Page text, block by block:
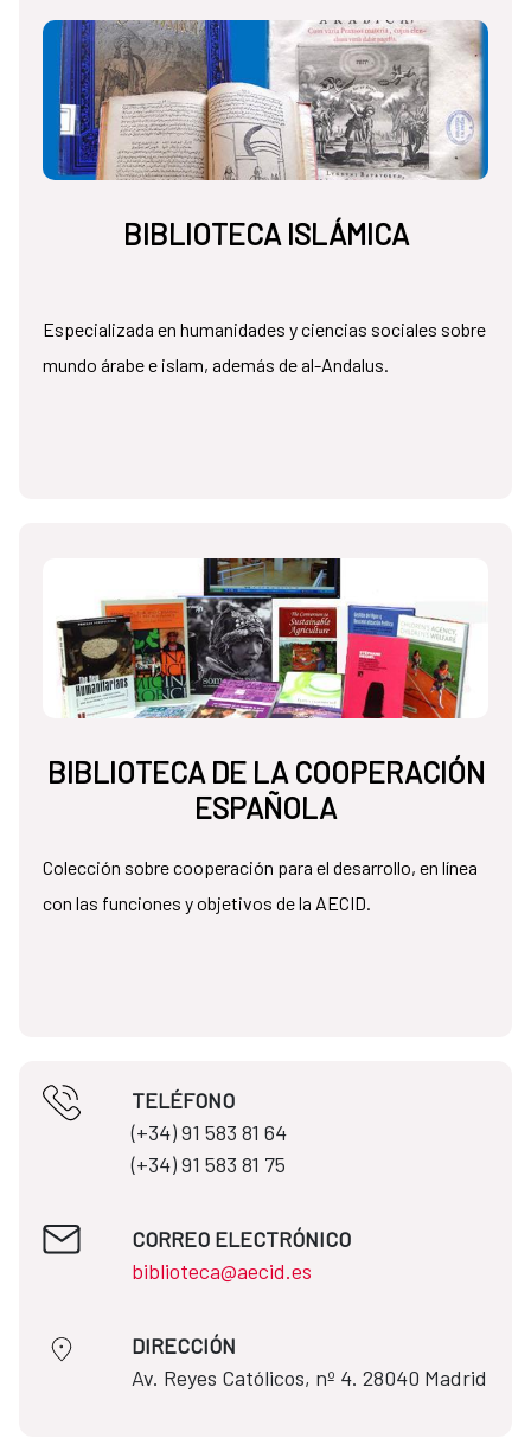
BIBLIOTECA ISLÁMICA
Especializada en humanidades y ciencias sociales sobre
mundo árabe e islam, además de al-Andalus.
BIBLIOTECA DE LA COOPERACIÓN
ESPAÑOLA
Colección sobre cooperación para el desarrollo, en línea
con las funciones y objetivos de la AECID.
TELÉFONO
(+34) 91 583 81 64​​
(+34) 91 583 81 75
CORREO ELECTRÓNICO
biblioteca@aecid.es
DIRECCIÓN
​​​​​​​Av. Reyes Católicos, nº 4. 28040 Madrid